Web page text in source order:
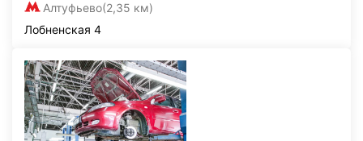
Алтуфьево(2,35 км)
Лобненская 4